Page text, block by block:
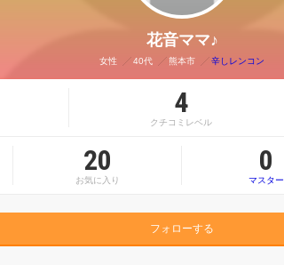
花音ママ♪
女性 40代 熊本市 辛しレンコン
4
クチコミレベル
20
お気に入り
0
マスター
フォローする